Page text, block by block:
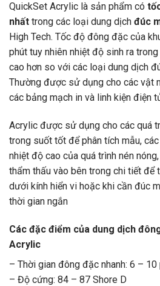
QuickSet Acrylic là sản phẩm có
nhất trong các loại dung dịch đúc
High Tech. Tốc độ đông đặc của
phút tuy nhiên nhiệt độ sinh ra
cao hơn so với các loại dung dịch
Thường được sử dụng cho các vật
các bảng mạch in và linh kiện
Acrylic được sử dụng cho các quá
trong suốt tốt để phân tích mẫu,
nhiệt độ cao của quá trình nén
thẩm thấu vào bên trong chi tiết để
dưới kính hiển vi hoặc khi cần đúc
thời gian ngắn
Các đặc điểm của dung dịch
Acrylic
– Thời gian đông đặc nhanh: 6 –
– Độ cứng: 84 – 87 Shore D